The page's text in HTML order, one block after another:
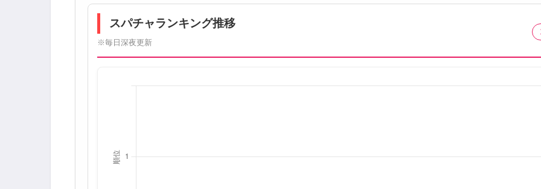
スパチャランキング推移
※毎日深夜更新